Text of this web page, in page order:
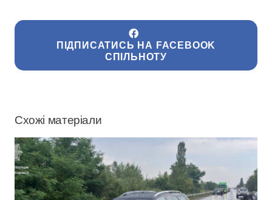
ПІДПИСАТИСЬ НА FACEBOOK
СПІЛЬНОТУ
Схожі матеріали